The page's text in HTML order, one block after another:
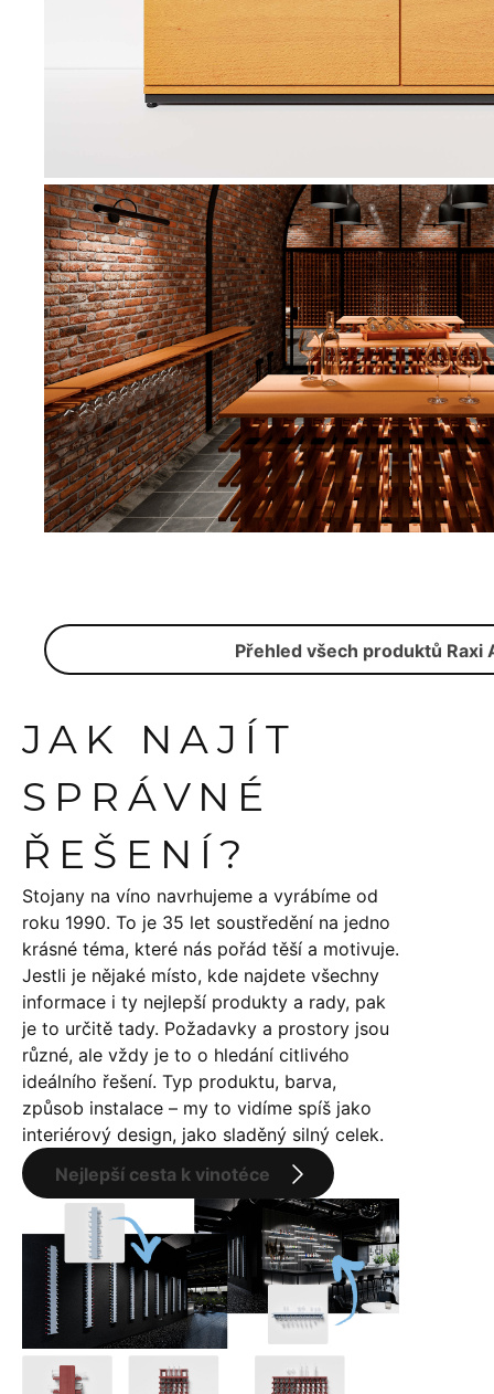
Přehled všech produktů Raxi
JAK NAJÍT
SPRÁVNÉ
ŘEŠENÍ?
Stojany na víno navrhujeme a vyrábíme od
roku 1990. To je 35 let soustředění na jedno
krásné téma, které nás pořád těší a motivuje.
Jestli je nějaké místo, kde najdete všechny
informace i ty nejlepší produkty a rady, pak
je to určitě tady. Požadavky a prostory jsou
různé, ale vždy je to o hledání citlivého
ideálního řešení. Typ produktu, barva,
způsob instalace – my to vidíme spíš jako
interiérový design, jako sladěný silný celek.
Nejlepší cesta k vinotéce